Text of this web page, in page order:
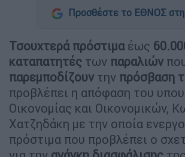
Προσθέστε το ΕΘΝΟΣ
Τσουχτερά πρόστιμαέως
καταπατητές των παραλιών
παρεμποδίζουν την πρόσβαση
προβλέπει η απόφαση του
Οικονομίας και Οικονομικών,
Χατζηδάκη με την οποία
πρόστιμα που προβλέπει ο